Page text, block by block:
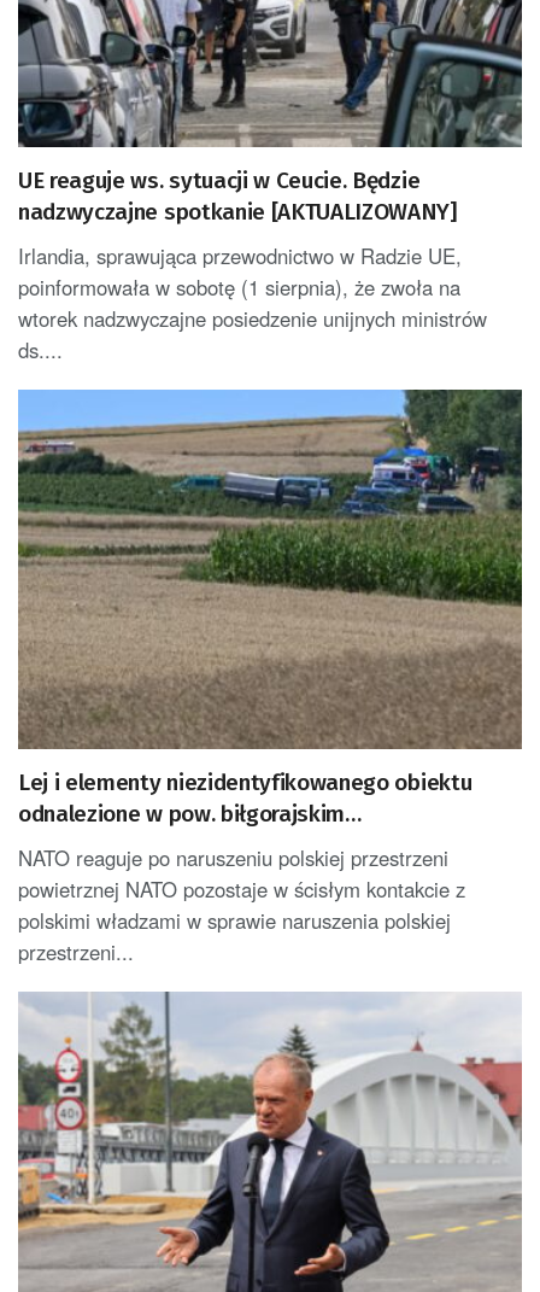
UE reaguje ws. sytuacji w Ceucie. Będzie
nadzwyczajne spotkanie [AKTUALIZOWANY]
Irlandia, sprawująca przewodnictwo w Radzie UE,
poinformowała w sobotę (1 sierpnia), że zwoła na
wtorek nadzwyczajne posiedzenie unijnych ministrów
ds....
Lej i elementy niezidentyfikowanego obiektu
odnalezione w pow. biłgorajskim
[AKTUALIZOWANY]
NATO reaguje po naruszeniu polskiej przestrzeni
powietrznej NATO pozostaje w ścisłym kontakcie z
polskimi władzami w sprawie naruszenia polskiej
przestrzeni...